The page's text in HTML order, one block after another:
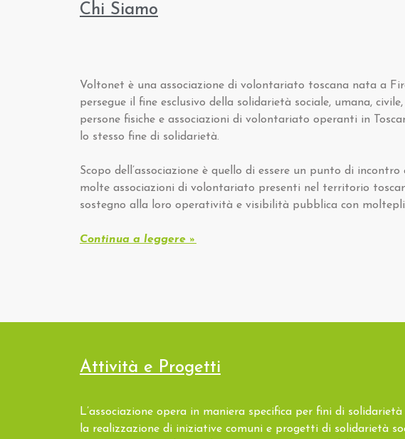
Chi Siamo
Voltonet è una associazione di volontariato toscana nata a
persegue il fine esclusivo della solidarietà sociale, umana,
persone fisiche e associazioni di volontariato operanti in
lo stesso fine di solidarietà.
Scopo dell’associazione è quello di essere un punto di
molte associazioni di volontariato presenti nel territorio
sostegno alla loro operatività e visibilità pubblica con
Continua a leggere »
Attività e Progetti
L’associazione opera in maniera specifica per fini di
la realizzazione di iniziative comuni e progetti di solidarietà